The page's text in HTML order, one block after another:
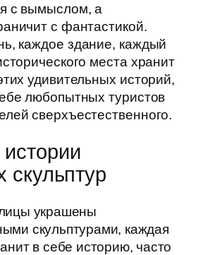
с вымыслом, а
с фантастикой.
каждое здание, каждый
места хранит
удивительных историй,
любопытных туристов
сверхъестественного.
скульптур
украшены
скульптурами, каждая
в себе историю, часто